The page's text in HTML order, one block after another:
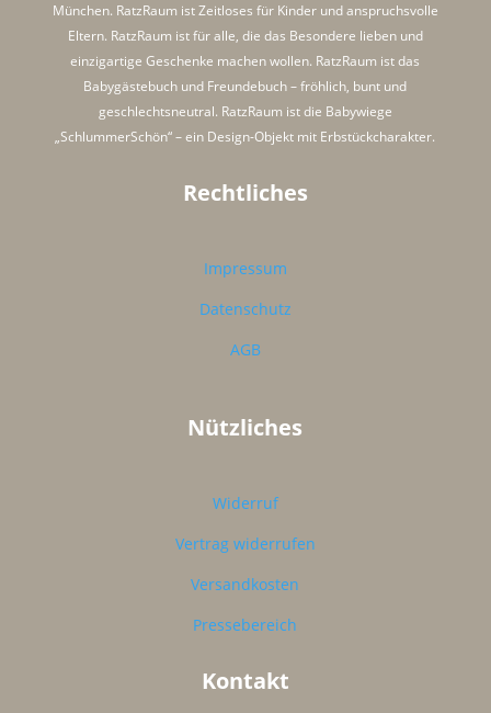
München. RatzRaum ist Zeitloses für Kinder und anspruchsvolle
Eltern. RatzRaum ist für alle, die das Besondere lieben und
einzigartige Geschenke machen wollen. RatzRaum ist das
Babygästebuch und Freundebuch – fröhlich, bunt und
geschlechtsneutral. RatzRaum ist die Babywiege
„SchlummerSchön“ – ein Design-Objekt mit Erbstückcharakter.
Rechtliches
Impressum
Datenschutz
AGB
Nützliches
Widerruf
Vertrag widerrufen
Versandkosten
Pressebereich
Kontakt